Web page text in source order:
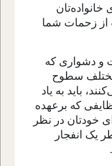
زحمات شما
و دشواری که
مختلف سطوح
باید به یاد
که برعهده
خودتان در نظر
یک انفجار